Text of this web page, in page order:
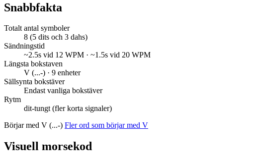
Snabbfakta
Totalt antal symboler
8 (5 dits och 3 dahs)
Sändningstid
~2.5s vid 12 WPM · ~1.5s vid 20 WPM
Längsta bokstaven
V (...-) · 9 enheter
Sällsynta bokstäver
Endast vanliga bokstäver
Rytm
dit-tungt (fler korta signaler)
Börjar med V (...-) Fler ord som börjar med V
Visuell morsekod